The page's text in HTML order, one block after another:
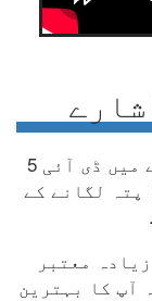
اشارے گھڑی یا ڈائل گیج کے مقابلے میں ڈی آئی 5
لگانے کے
معتبر
کا بہترین